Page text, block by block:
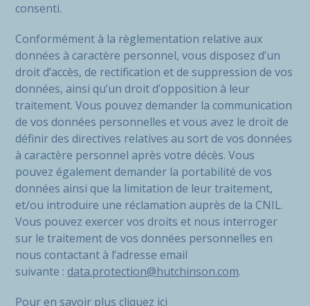
consenti.
Conformément à la règlementation relative aux
données à caractère personnel, vous disposez d’un
droit d’accès, de rectification et de suppression de vos
données, ainsi qu’un droit d’opposition à leur
traitement. Vous pouvez demander la communication
de vos données personnelles et vous avez le droit de
définir des directives relatives au sort de vos données
à caractère personnel après votre décès. Vous
pouvez également demander la portabilité de vos
données ainsi que la limitation de leur traitement,
et/ou introduire une réclamation auprès de la CNIL.
Vous pouvez exercer vos droits et nous interroger
sur le traitement de vos données personnelles en
nous contactant à l’adresse email
suivante : data.protection@hutchinson.com.
Pour en savoir plus cliquez ici